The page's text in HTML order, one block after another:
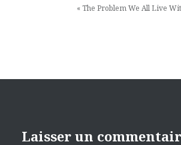
« The Problem We All Live
Laisser un